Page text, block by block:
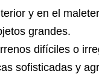
y en el
grandes.
difíciles o
sofisticadas y